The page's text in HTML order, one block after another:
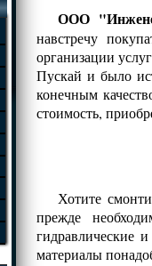
ООО
навстречу
организации
Пускай и было
конечным
стоимость,
Хотите
прежде
гидравлические
материалы